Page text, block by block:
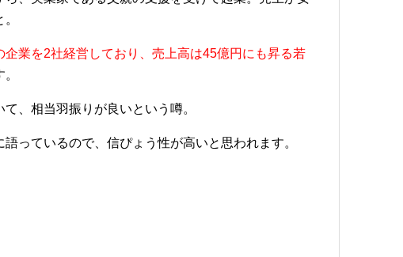
企業を2社経営しており、売上高は45億円にも昇る若
、相当羽振りが良いという噂。
っているので、信ぴょう性が高いと思われます。